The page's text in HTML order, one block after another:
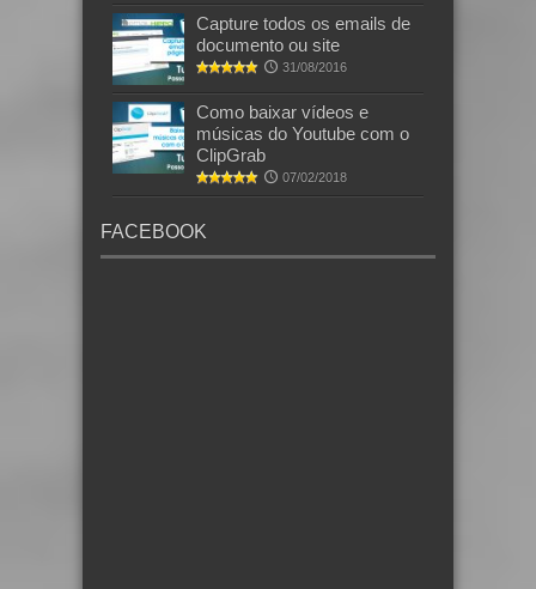
Capture todos os emails de
documento ou site
31/08/2016
Como baixar vídeos e
músicas do Youtube com o
ClipGrab
07/02/2018
FACEBOOK